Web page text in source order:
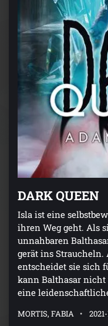
DARK QUEEN
Isla ist eine
ihren Weg geht. Als
unnahbaren
gerät ins Straucheln.
entscheidet sie sich
kann Balthasar nicht
eine
MORTIS, FABIA